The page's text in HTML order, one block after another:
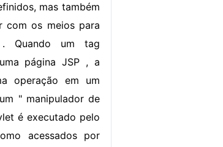
mas também
com os meios para
. Quando um tag
página JSP , a
operação em um
" manipulador de
é executado pelo
acessados ​​por